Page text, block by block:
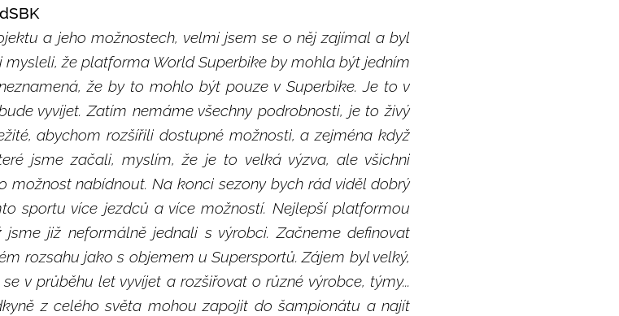
a jeho možnostech, velmi jsem se o něj zajímal a byl
mysleli, že platforma World Superbike by mohla být jedním
že by to mohlo být pouze v Superbike. Je to v
vyvíjet. Zatím nemáme všechny podrobnosti, je to živý
abychom rozšířili dostupné možnosti, a zejména když
jsme začali, myslím, že je to velká výzva, ale všichni
nabídnout. Na konci sezony bych rád viděl dobrý
sportu více jezdců a více možností. Nejlepší platformou
již neformálně jednali s výrobci. Začneme definovat
rozsahu jako s objemem u Supersportů. Zájem byl velký,
v průběhu let vyvíjet a rozšiřovat o různé výrobce, týmy...
z celého světa mohou zapojit do šampionátu a najít